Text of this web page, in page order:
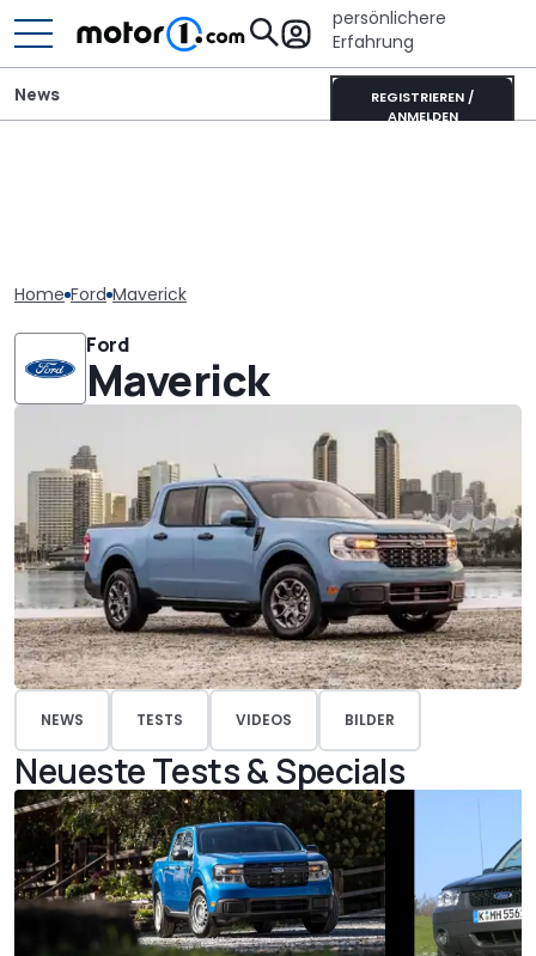
persönlichere
Erfahrung
REGISTRIEREN /
ANMELDEN
News
Home Ford Maverick
Ford
Maverick
NEWS TESTS VIDEOS BILDER
Neueste Tests & Specials